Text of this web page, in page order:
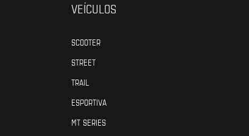
VEÍCULOS
SCOOTER
STREET
TRAIL
ESPORTIVA
MT SERIES